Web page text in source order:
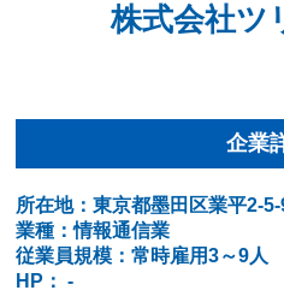
株式会社ツ
企業
所在地：東京都墨田区業平2-
業種：情報通信業
従業員規模：常時雇用3～9人
HP： -